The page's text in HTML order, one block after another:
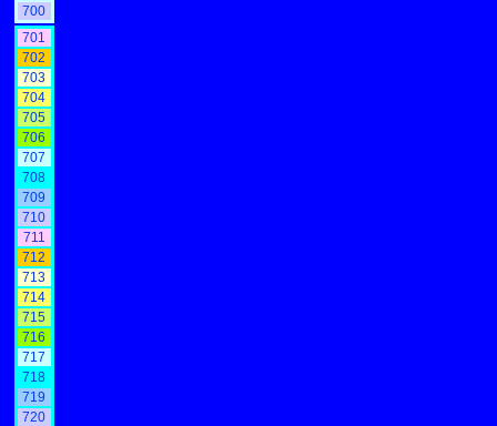
700
701
702
703
704
705
706
707
708
709
710
711
712
713
714
715
716
717
718
719
720